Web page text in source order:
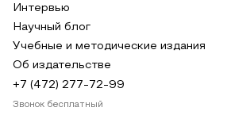
Интервью
Научный блог
Учебные и методические издания
Об издательстве
+7 (472) 277-72-99
Звонок бесплатный